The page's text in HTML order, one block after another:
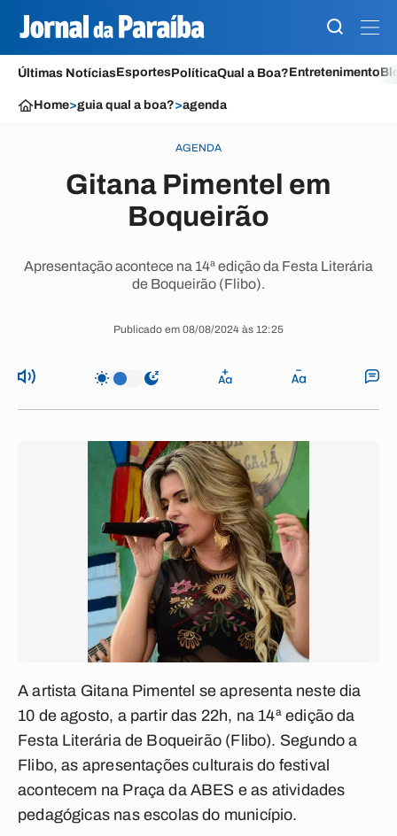
Últimas NotíciasEsportesPolíticaQual a Boa?Entretenimento
Home>guia qual a boa?>agenda
AGENDA
Gitana Pimentel em
Boqueirão
Apresentação acontece na 14ª edição da Festa Literária
de Boqueirão (Flibo).
Publicado em 08/08/2024 às 12:25
A artista Gitana Pimentel se apresenta neste dia
10 de agosto, a partir das 22h, na 14ª edição da
Festa Literária de Boqueirão (Flibo). Segundo a
Flibo, as apresentações culturais do festival
acontecem na Praça da ABES e as atividades
pedagógicas nas escolas do município.